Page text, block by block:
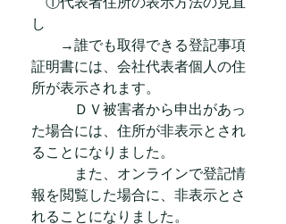
し
→誰でも取得できる登記事項
証明書には、会社代表者個人の住
所が表示されます。
ＤＶ被害者から申出があっ
た場合には、住所が非表示とされ
ることになりました。
また、オンラインで登記情
報を閲覧した場合に、非表示とさ
れることになりました。